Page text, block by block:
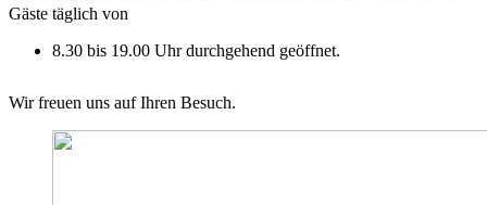
Gäste täglich von
8.30 bis 19.00 Uhr durchgehend geöffnet.
Wir freuen uns auf Ihren Besuch.